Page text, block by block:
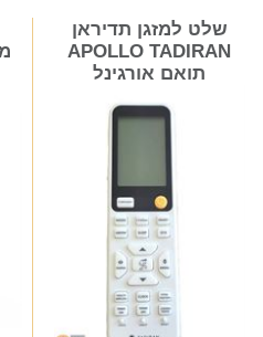
שלט למזגן תדיראן
APOLLO TADIRAN
תואם אורגינל